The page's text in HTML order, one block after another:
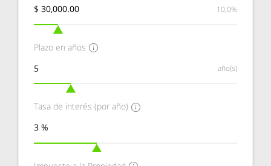
10,0%
Plazo en años
año(s)
Tasa de interés (por año)